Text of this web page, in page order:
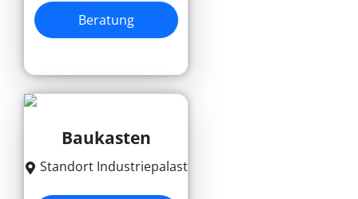
Beratung
Baukasten
Standort Industriepalast